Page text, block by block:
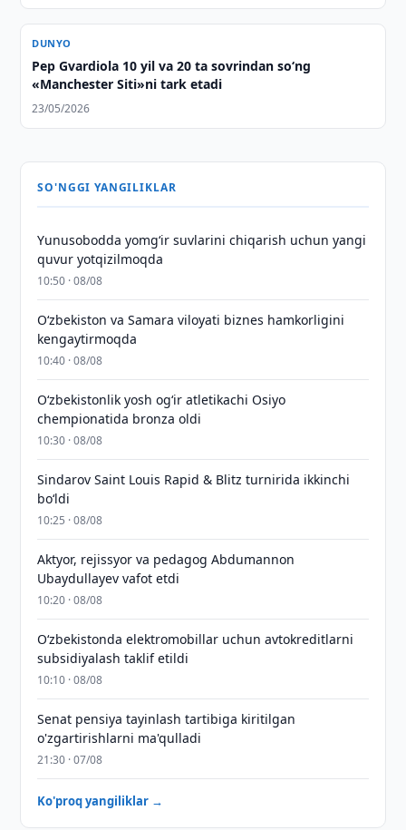
DUNYO
Pep Gvardiola 10 yil va 20 ta sovrindan so‘ng
«Manchester Siti»ni tark etadi
23/05/2026
SO'NGGI YANGILIKLAR
Yunusobodda yomg‘ir suvlarini chiqarish uchun yangi
quvur yotqizilmoqda
10:50 · 08/08
Oʻzbekiston va Samara viloyati biznes hamkorligini
kengaytirmoqda
10:40 · 08/08
O‘zbekistonlik yosh og‘ir atletikachi Osiyo
chempionatida bronza oldi
10:30 · 08/08
Sindarov Saint Louis Rapid & Blitz turnirida ikkinchi
bo‘ldi
10:25 · 08/08
Aktyor, rejissyor va pedagog Abdumannon
Ubaydullayev vafot etdi
10:20 · 08/08
O‘zbekistonda elektromobillar uchun avtokreditlarni
subsidiyalash taklif etildi
10:10 · 08/08
Senat pensiya tayinlash tartibiga kiritilgan
o'zgartirishlarni ma'qulladi
21:30 · 07/08
Ko'proq yangiliklar →